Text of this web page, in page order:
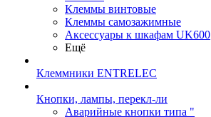
Клеммы винтовые
Клеммы самозажимные
Аксессуары к шкафам UK600
Ещё
Клеммники ENTRELEC
Кнопки, лампы, перекл-ли
Аварийные кнопки типа "